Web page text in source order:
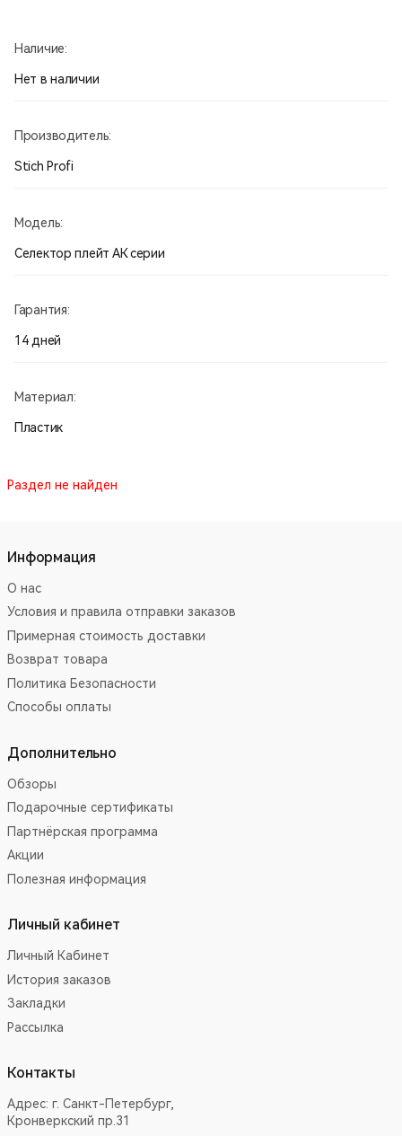
Наличие:
Нет в наличии
Производитель:
Stich Profi
Модель:
Селектор плейт АК серии
Гарантия:
14 дней
Материал:
Пластик
Раздел не найден
Информация
О нас
Условия и правила отправки заказов
Примерная стоимость доставки
Возврат товара
Политика Безопасности
Способы оплаты
Дополнительно
Обзоры
Подарочные сертификаты
Партнёрская программа
Акции
Полезная информация
Личный кабинет
Личный Кабинет
История заказов
Закладки
Рассылка
Контакты
Адрес: г. Санкт-Петербург,
Кронверкский пр.31